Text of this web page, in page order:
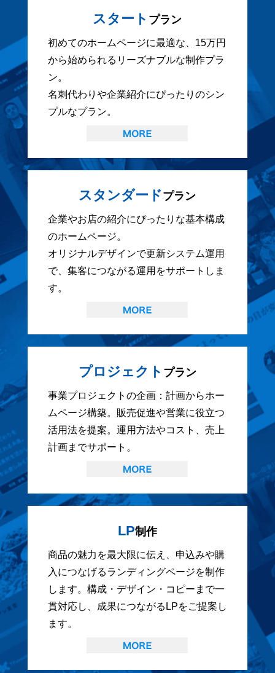
スタート プラン
初めてのホームページに最適な、15万円
から始められるリーズナブルな制作プラ
ン。
名刺代わりや企業紹介にぴったりのシン
プルなプラン。
スタンダードプラン
企業やお店の紹介にぴったりな基本構成
のホームページ。
オリジナルデザインで更新システム運用
で、集客につながる運用をサポートしま
す。
プロジェクト プラン
事業プロジェクトの企画：計画からホー
ムページ構築。販売促進や営業に役立つ
活用法を提案。運用方法やコスト、売上
計画までサポート。
LP制作
商品の魅力を最大限に伝え、申込みや購
入につなげるランディングページを制作
します。構成・デザイン・コピーまで一
貫対応し、成果につながるLPをご提案し
ます。